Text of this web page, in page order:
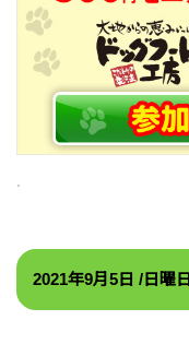
2021年9月5 日 /日 曜日